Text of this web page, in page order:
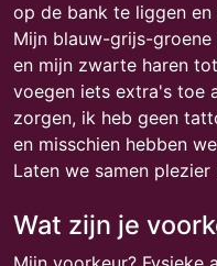
op de bank te liggen
Mijn blauw-grijs-
en mijn zwarte haren
voegen iets extra's toe
zorgen, ik heb geen
en misschien hebben
Laten we samen plezier
Wat zijn je